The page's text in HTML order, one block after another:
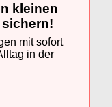
kleinen
sichern!
mit sofort
in der